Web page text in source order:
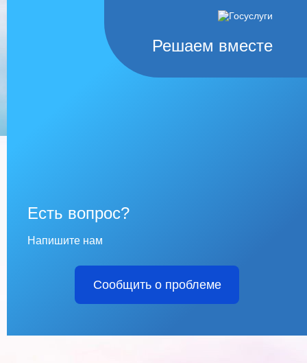
Решаем вместе
Есть вопрос?
Напишите нам
Сообщить о проблеме